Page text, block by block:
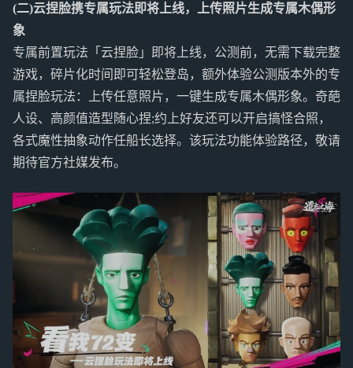
(二)云捏脸携专属玩法即将上线，上传照片生成专属木偶形
象
专属前置玩法「云捏脸」即将上线，公测前，无需下载完整
游戏，碎片化时间即可轻松登岛，额外体验公测版本外的专
属捏脸玩法：上传任意照片，一键生成专属木偶形象。奇葩
人设、高颜值造型随心捏;约上好友还可以开启搞怪合照，
各式魔性抽象动作任船长选择。该玩法功能体验路径，敬请
期待官方社媒发布。